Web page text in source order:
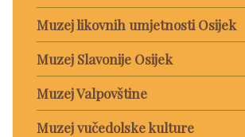
Muzej likovnih umjetnosti Osijek
Muzej Slavonije Osijek
Muzej Valpovštine
Muzej vučedolske kulture